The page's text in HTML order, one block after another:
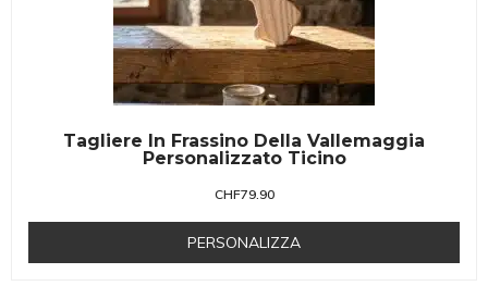
Tagliere In Frassino Della Vallemaggia
Personalizzato Ticino
CHF79.90
PERSONALIZZA